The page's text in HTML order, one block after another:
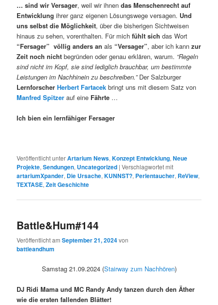
… sind wir Versager, weil wir ihnendas Menschenrecht auf
Entwicklung ihrer ganz eigenen Lösungswege versagen. Und
uns selbst die Möglichkeit, über die bisherigen Sichtweisen
hinaus zu sehen, vorenthalten. Für michfühlt sich das Wort
“Fersager” völlig anders an als “Versager”, aber ich kannzur
Zeit noch nicht begründen oder genau erklären, warum. “Regeln
sind nicht im Kopf, sie sind lediglich brauchbar, um bestimmte
Leistungen im Nachhinein zu beschreiben.”Der Salzburger
Lernforscher Herbert Fartacek bringt uns mit diesem Satz von
Manfred Spitzer auf eine Fährte …
Ich bien ein lernfähiger Fersager
Veröffentlicht unterArtarium News,Konzept Entwicklung,Neue
Projekte,Sendungen, Uncategorized |Verschlagwortet mit
artariumXpander, Die Ursache,KUNNST?, Perlentaucher, ReView,
TEXTASE,Zeit Geschichte
Battle&Hum#144
Veröffentlicht amSeptember 21, 2024von
battleandhum
Samstag 21.09.2024 (Stairway zum Nachhören)
DJ Ridi Mama und MC Randy Andy tanzen durch den Äther
wie die ersten fallenden Blätter!